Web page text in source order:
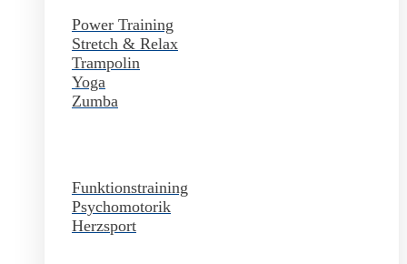
Power Training
Stretch & Relax
Trampolin
Yoga
Zumba
Funktionstraining
Psychomotorik
Herzsport